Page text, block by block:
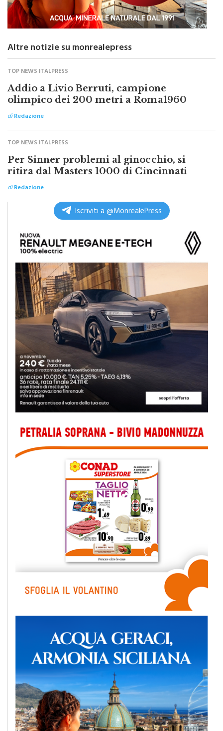
TOP NEWS ITALPRESS
Addio a Livio Berruti, campione
olimpico dei 200 metri a Roma1960
diRedazione
TOP NEWS ITALPRESS
Per Sinner problemi al ginocchio, si
ritira dal Masters 1000 di Cincinnati
diRedazione
Iscriviti a @MonrealePress